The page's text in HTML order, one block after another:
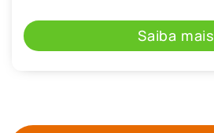
Saiba mais